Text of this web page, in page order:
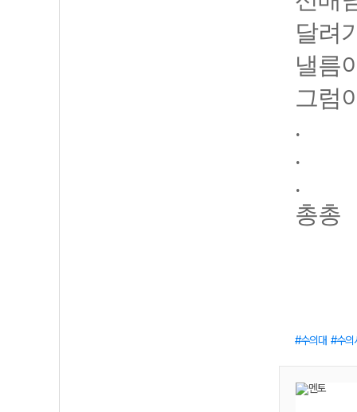
달려
낼름
그럼
.
.
.
총총
수의대 수의